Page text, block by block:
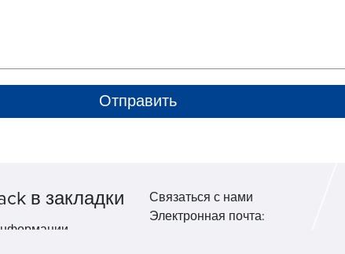
в закладки
Связаться с нами
Электронная почта: